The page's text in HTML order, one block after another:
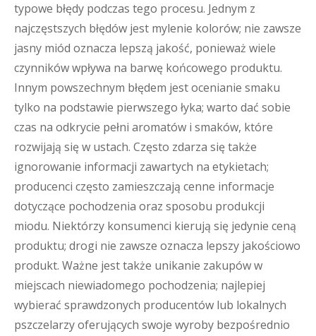
typowe błędy podczas tego procesu. Jednym z
najczęstszych błędów jest mylenie kolorów; nie zawsze
jasny miód oznacza lepszą jakość, ponieważ wiele
czynników wpływa na barwę końcowego produktu.
Innym powszechnym błędem jest ocenianie smaku
tylko na podstawie pierwszego łyka; warto dać sobie
czas na odkrycie pełni aromatów i smaków, które
rozwijają się w ustach. Często zdarza się także
ignorowanie informacji zawartych na etykietach;
producenci często zamieszczają cenne informacje
dotyczące pochodzenia oraz sposobu produkcji
miodu. Niektórzy konsumenci kierują się jedynie ceną
produktu; drogi nie zawsze oznacza lepszy jakościowo
produkt. Ważne jest także unikanie zakupów w
miejscach niewiadomego pochodzenia; najlepiej
wybierać sprawdzonych producentów lub lokalnych
pszczelarzy oferujących swoje wyroby bezpośrednio